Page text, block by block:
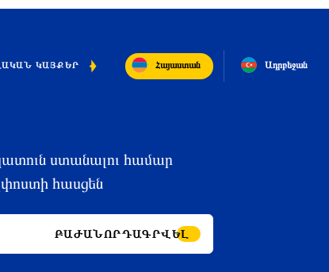
ԿԱՅՔԵՐ Հայաստան Ադրբեջան
ստանալու համար
հասցեն
ԲԱԺԱՆՈՐԴԱԳՐՎԵԼ